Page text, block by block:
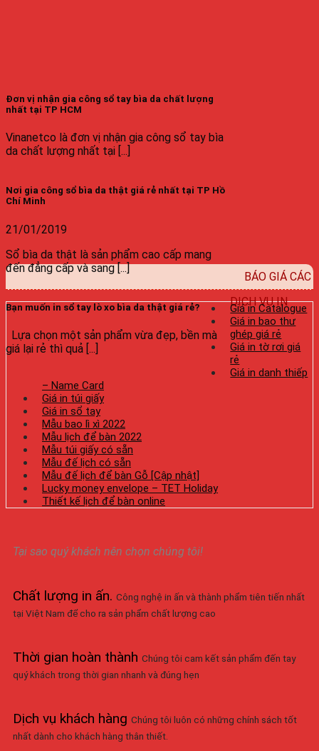
Đơn vị nhận gia công sổ tay bìa da chất lượng
nhất tại TP HCM
Vinanetco là đơn vị nhận gia công sổ tay bìa
da chất lượng nhất tại [...]
Nơi gia công sổ bìa da thật giá rẻ nhất tại TP Hồ
Chí Minh
21/01/2019
Sổ bìa da thật là sản phẩm cao cấp mang
đến đẳng cấp và sang [...]
Bạn muốn in sổ tay lò xo bìa da thật giá rẻ?
Lựa chọn một sản phẩm vừa đẹp, bền mà
giá lại rẻ thì quả [...]
BÁO GIÁ CÁC
DỊCH VỤ IN
Giá in Catalogue
Giá in bao thư
ghép giá rẻ
Giá in tờ rơi giá
rẻ
Giá in danh thiếp
– Name Card
Giá in túi giấy
Giá in sổ tay
Mẫu bao lì xì 2022
Mẫu lịch để bàn 2022
Mẫu túi giấy có sẵn
Mẫu đế lịch có sẵn
Mẫu đế lịch để bàn Gỗ [Cập nhật]
Lucky money envelope – TET Holiday
Thiết kế lịch để bàn online
Tại sao quý khách nên chọn chúng tôi!
Chất lượng in ấn. Công nghệ in ấn và thành phẩm tiên tiến nhất
tại Việt Nam để cho ra sản phẩm chất lượng cao
Thời gian hoàn thành Chúng tôi cam kết sản phẩm đến tay
quý khách trong thời gian nhanh và đúng hẹn
Dịch vụ khách hàng Chúng tôi luôn có những chính sách tốt
nhất dành cho khách hàng thân thiết.